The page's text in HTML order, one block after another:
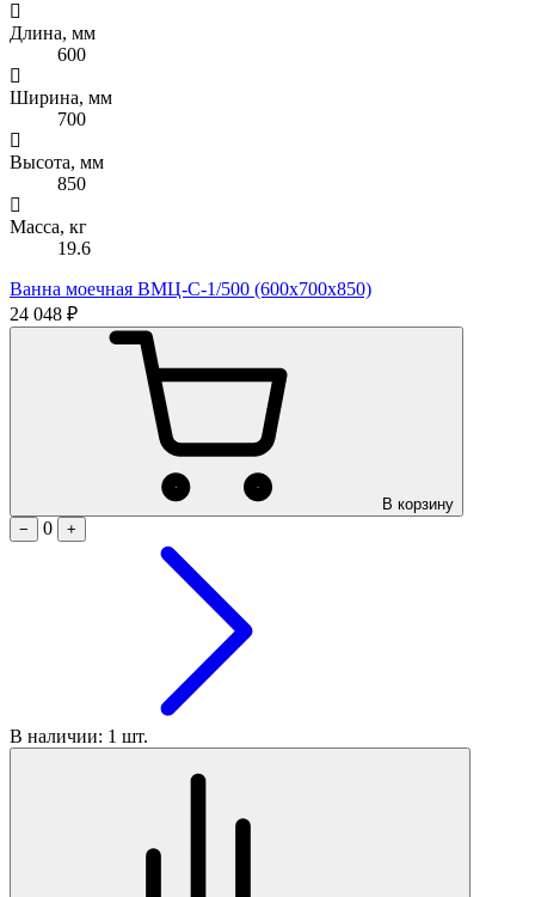
Длина, мм
600
Ширина, мм
700
Высота, мм
850
Масса, кг
19.6
Ванна моечная ВМЦ-С-1/500 (600х700х850)
24 048 ₽
В корзину
−
0 +
В наличии: 1 шт.